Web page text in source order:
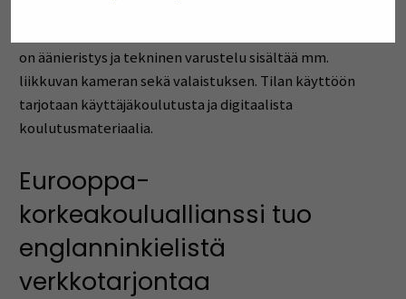
on äänieristys ja tekninen varustelu sisältää mm.
liikkuvan kameran sekä valaistuksen. Tilan käyttöön
tarjotaan käyttäjäkoulutusta ja digitaalista
koulutusmateriaalia.
Eurooppa-
korkeakouluallianssi tuo
englanninkielistä
verkkotarjontaa